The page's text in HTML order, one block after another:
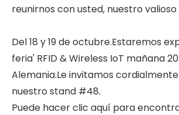
reunirnos con usted, nuestro
Del 18 y 19 de octubre.Estaremos
feria' RFID & Wireless IoT mañana
Alemania.Le invitamos
nuestro stand #48.
Puede hacer clic aquí para